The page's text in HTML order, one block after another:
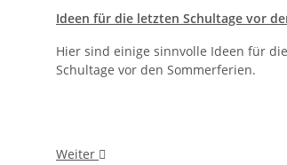
Ideen für die letzten Schultage vor
Hier sind einige sinnvolle Ideen für
Schultage vor den Sommerferien.
Weiter